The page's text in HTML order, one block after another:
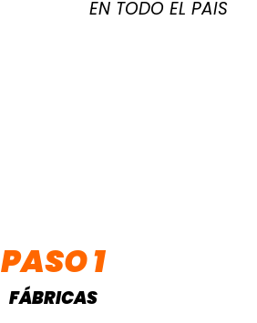
EN TODO EL PAIS
PASO 1
FÁBRICAS